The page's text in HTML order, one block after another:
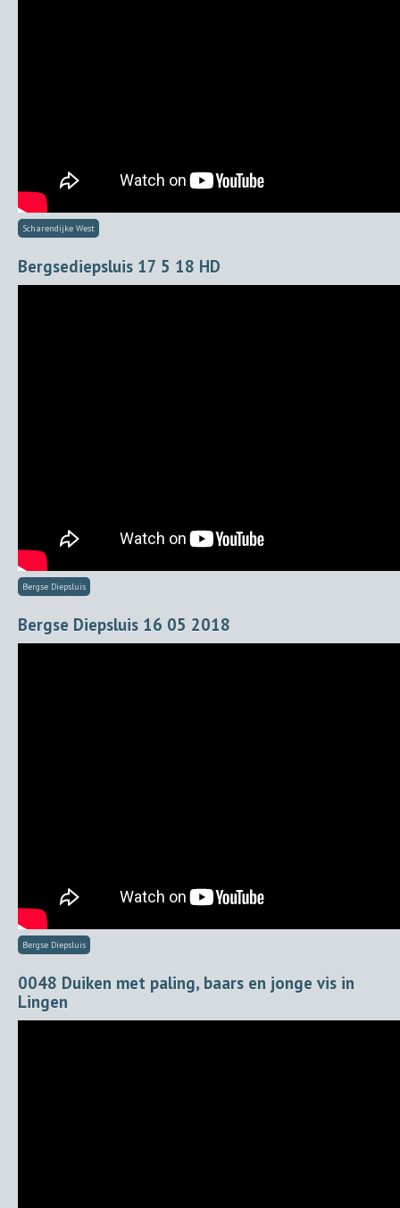
Scharendijke West
Bergsediepsluis 17 5 18 HD
Bergse Diepsluis
Bergse Diepsluis 16 05 2018
Bergse Diepsluis
0048 Duiken met paling, baars en jonge vis in
Lingen